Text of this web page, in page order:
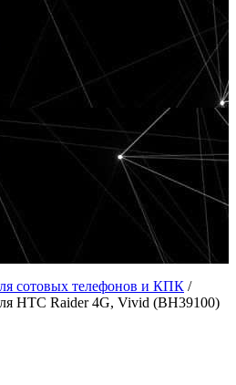
сотовых телефонов и КПК /
HTC Raider 4G, Vivid (BH39100)